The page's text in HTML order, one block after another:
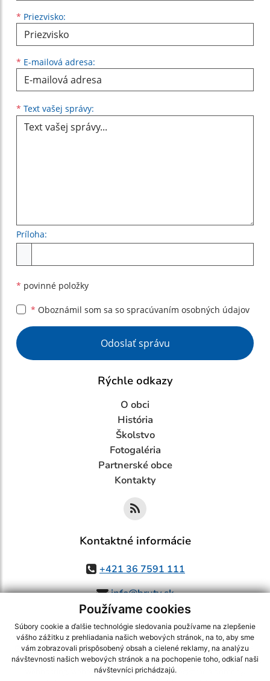
Používame cookies
Súbory cookie a ďalšie technológie sledovania používame na zlepšenie
vášho zážitku z prehliadania našich webových stránok, na to, aby sme
vám zobrazovali prispôsobený obsah a cielené reklamy, na analýzu
návštevnosti našich webových stránok a na pochopenie toho, odkiaľ naši
návštevníci prichádzajú.
* Priezvisko:
* E-mailová adresa:
* Text vašej správy:
Príloha:
* povinné položky
* Oboznámil som sa so spracúvaním osobných údajov
Google reCaptcha Response
Odoslať správu
Rýchle odkazy
O obci
História
Školstvo
Fotogaléria
Partnerské obce
Kontakty
Kontaktné informácie
+421 36 7591 111
info@bruty.sk
využite možnosť získavania aktuálnych informácií s využitím RSS
CMS systém (redakčný) systém ECHELON 2,Mapa stránok,web portál
webex.digital, s.r.o.,domény,registrácia domény